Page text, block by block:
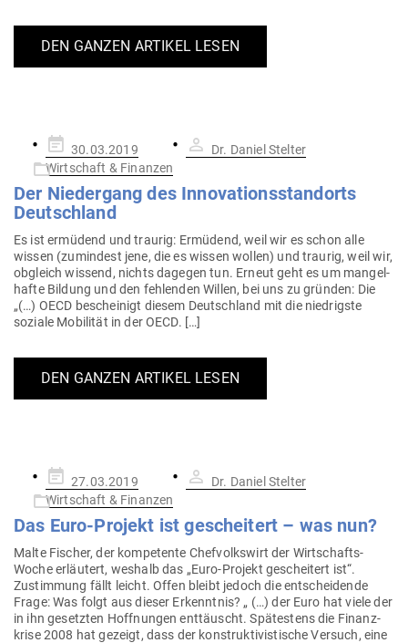
DEN GANZEN ARTIKEL LESEN
Gepostet
am
30.03.2019
Dr. Daniel Stelter
Wirtschaft & Finanzen
Der Nie­dergang des Inno­va­ti­ons­standorts
Deutschland
Es ist ermüdend und traurig: Ermüdend, weil wir es schon alle
wissen (zumindest jene, die es wissen wollen) und traurig, weil wir,
obgleich wissend, nichts dagegen tun. Erneut geht es um man­gel­
hafte Bildung und den feh­lenden Willen, bei uns zu gründen: Die
„(…) OECD bescheinigt diesem Deutschland mit die nied­rigste
soziale Mobi­lität in der OECD. […]
DEN GANZEN ARTIKEL LESEN
Gepostet
am
27.03.2019
Dr. Daniel Stelter
Wirtschaft & Finanzen
Das Euro-Projekt ist gescheitert – was nun?
Malte Fischer, der kom­pe­tente Chef­volkswirt der Wirt­schafts­
Woche erläutert, weshalb das „Euro-Projekt gescheitert ist“.
Zustimmung fällt leicht. Offen bleibt jedoch die ent­schei­dende
Frage: Was folgt aus dieser Erkenntnis? „ (…) der Euro hat viele der
in ihn gesetzten Hoff­nungen ent­täuscht. Spä­testens die Finanz­
krise 2008 hat gezeigt, dass der kon­struk­ti­vis­tische Versuch, eine